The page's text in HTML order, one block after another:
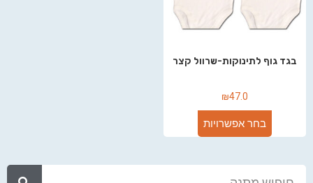
בגד גוף לתינוקות-שרוול קצר
₪47.0
בחר אפשרויות